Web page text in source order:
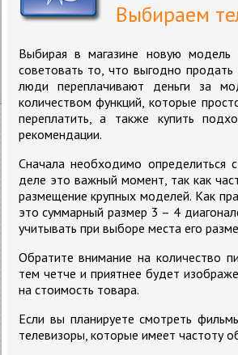
Выбираем
Выбирая в магазине новую модель
советовать то, что выгодно
люди переплачивают деньги за
количеством функций, которые
переплатить, а также купить
рекомендации.
Сначала необходимо определиться
деле это важный момент, так как
размещение крупных моделей. Как
это суммарный размер 3 – 4
учитывать при выборе места его
Обратите внимание на количество
тем четче и приятнее будет
на стоимость товара.
Если вы планируете смотреть
телевизоры, которые имеет частоту